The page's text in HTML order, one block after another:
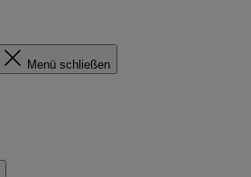
Menü schließen